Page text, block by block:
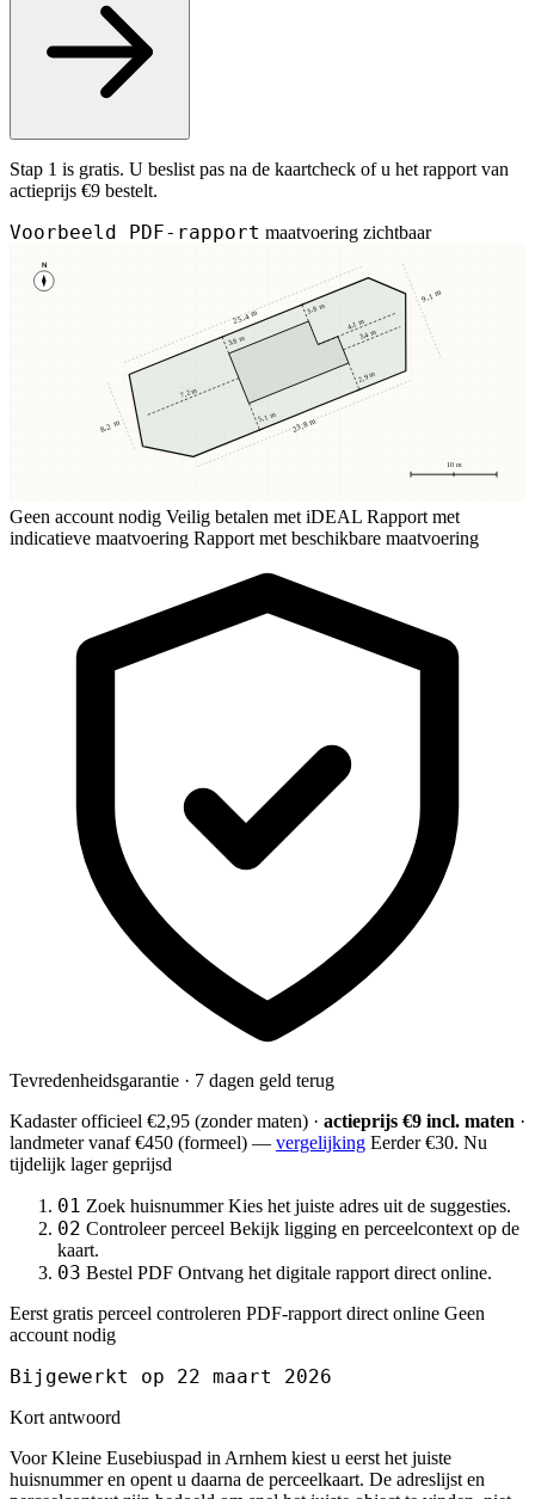
Stap 1 is gratis. U beslist pas na de kaartcheck of u het rapport van
actieprijs €9 bestelt.
Voorbeeld PDF-rapport maatvoering zichtbaar
N
10 m
3,8 m
3,8 m
5,1 m
2,9 m
7,2 m
3,4 m
4,1 m
25,4 m
23,8 m
8,2 m
9,1 m
Geen account nodig Veilig betalen met iDEAL Rapport met
indicatieve maatvoering Rapport met beschikbare maatvoering
Tevredenheidsgarantie · 7 dagen geld terug
Kadaster officieel €2,95 (zonder maten) · actieprijs €9 incl. maten ·
landmetervanaf €450 (formeel) — vergelijking Eerder €30. Nu
tijdelijk lager geprijsd
01 Zoek huisnummer Kies het juiste adres uit de suggesties.
02 Controleer perceel Bekijk ligging en perceelcontext op de
kaart.
03 Bestel PDF Ontvang het digitale rapport direct online.
Eerst gratis perceel controleren PDF-rapport direct online Geen
account nodig
Bijgewerkt op 22 maart 2026
Kort antwoord
Voor Kleine Eusebiuspad in Arnhem kiest u eerst het juiste
huisnummer en opent u daarna de perceelkaart. De adreslijst en